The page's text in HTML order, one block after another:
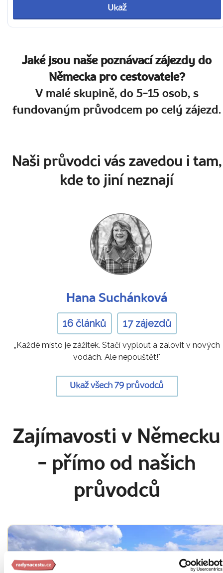
Ukaž
Jaké jsou naše poznávací zájezdy do
Německa pro cestovatele?
V malé skupině, do 5-15 osob, s
fundovaným průvodcem po celý zájezd.
Naši průvodci vás zavedou i tam,
kde to jiní neznají
Hana Suchánková
16 článků 17 zájezdů
„Každé místo je zážitek. Stačí vyplout a zalovit v nových
vodách. Ale nepouštět!"
Ukaž všech 79 průvodců
Zajímavosti v Německu
- přímo od našich
průvodců